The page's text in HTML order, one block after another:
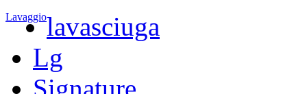
Lavaggiolavasciuga
Lg
Signature